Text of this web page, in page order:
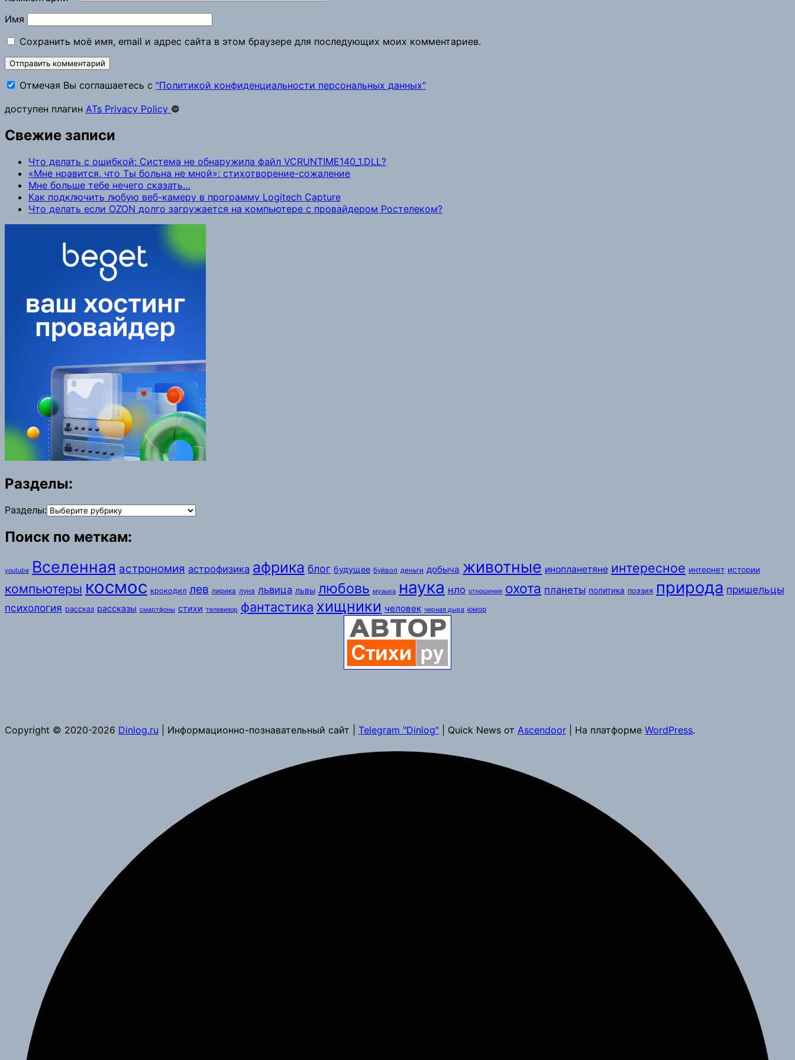
Имя
Сохранить моё имя, email и адрес сайта в этом браузере для последующих моих комментариев.
Отмечая Вы соглашаетесь с "Политикой конфиденциальности персональных данных"
доступен плагин ATs Privacy Policy ©
Свежие записи
Что делать с ошибкой: Система не обнаружила файл VCRUNTIME140_1.DLL?
«Мне нравится, что Ты больна не мной»: стихотворение-сожаление
Мне больше тебе нечего сказать…
Как подключить любую веб-камеру в программу Logitech Capture
Что делать если OZON долго загружается на компьютере с провайдером Ростелеком?
Разделы:
Разделы:
Поиск по меткам:
youtube Вселенная астрономия астрофизика африка блог будущее буйвол деньги добыча животные инопланетяне интересное интернет истории
компьютеры космос крокодил лев лирика луна львица львы любовь музыка наука нло отношения охота планеты политика поэзия природа пришельцы
психология рассказ рассказы смартфоны стихи телевизор фантастика хищники человек черная дыра юмор
Copyright © 2020-2026 Dinlog.ru | Информационно-познавательный сайт | Telegram "Dinlog" | Quick News от Ascendoor | На платформе WordPress.